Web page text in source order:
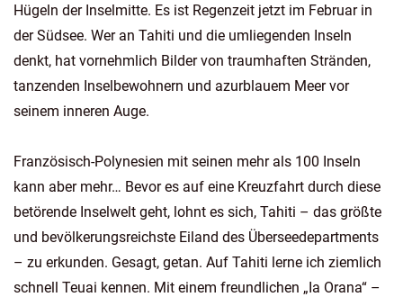
Hügeln der Inselmitte. Es ist Regenzeit jetzt im Februar in
der Südsee. Wer an Tahiti und die umliegenden Inseln
denkt, hat vornehmlich Bilder von traumhaften Stränden,
tanzenden Inselbewohnern und azurblauem Meer vor
seinem inneren Auge.
Französisch-Polynesien mit seinen mehr als 100 Inseln
kann aber mehr… Bevor es auf eine Kreuzfahrt durch diese
betörende Inselwelt geht, lohnt es sich, Tahiti – das größte
und bevölkerungsreichste Eiland des Überseedepartments
– zu erkunden. Gesagt, getan. Auf Tahiti lerne ich ziemlich
schnell Teuai kennen. Mit einem freundlichen „Ia Orana“ –